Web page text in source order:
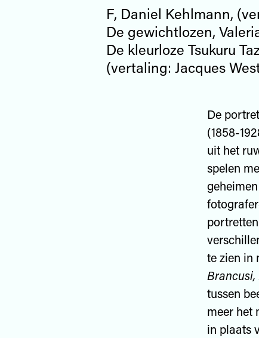
F, Daniel Kehlmann,
De gewichtlozen,
De kleurloze Tsukuru
(vertaling: Jacques
De
(1858-
uit het
spelen
te zien in
Brancusi,
tussen
meer het
in plaats